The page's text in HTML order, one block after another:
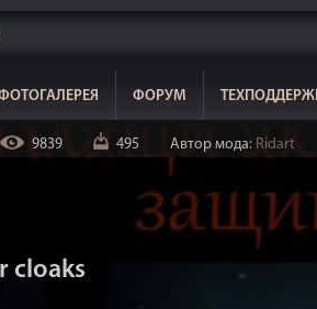
ФОРУМ
9839 495 Автор мода: Ridart
cloaks